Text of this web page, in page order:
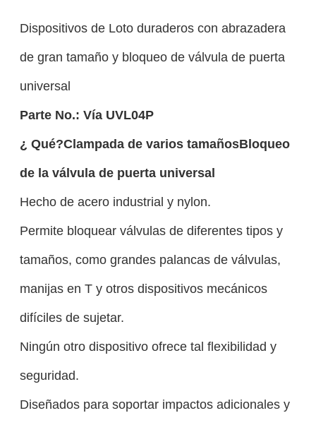
Dispositivos de Loto duraderos con abrazadera
de gran tamaño y bloqueo de válvula de puerta
universal
Parte No.: Vía UVL04P
¿ Qué?Clampada de varios tamañosBloqueo
de la válvula de puerta universal
Hecho de acero industrial y nylon.
Permite bloquear válvulas de diferentes tipos y
tamaños, como grandes palancas de válvulas,
manijas en T y otros dispositivos mecánicos
difíciles de sujetar.
Ningún otro dispositivo ofrece tal flexibilidad y
seguridad.
Diseñados para soportar impactos adicionales y